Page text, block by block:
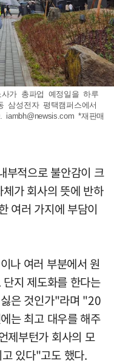
가 총파업 예정일을 하루
삼성전자 평택캠퍼스에서
iambh@newsis.com *재판매
부적으로 불안감이 크
가 회사의 뜻에 반하
여러 가지에 부담이
나 여러 부분에서 원
지 제도화를 한다는
은 것인가"라며 "20
는 최고 대우를 해주
제부턴가 회사의 모
있다"고도 했다.